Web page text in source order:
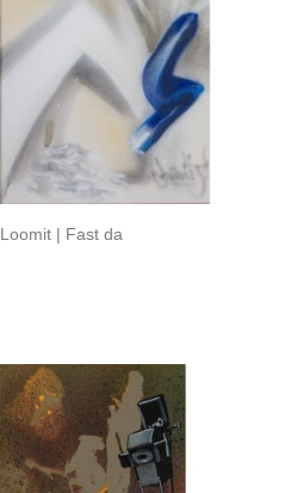
Loomit | Fast da